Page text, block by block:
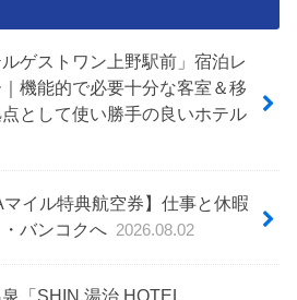
ルゲストワン上野駅前」宿泊レ
｜機能的で必要十分な客室＆移
として使い勝手の良いホテル
マイル特典航空券】仕事と休暇
バンコクへ 2026.08.02
「SHIN 湯治 HOTEL